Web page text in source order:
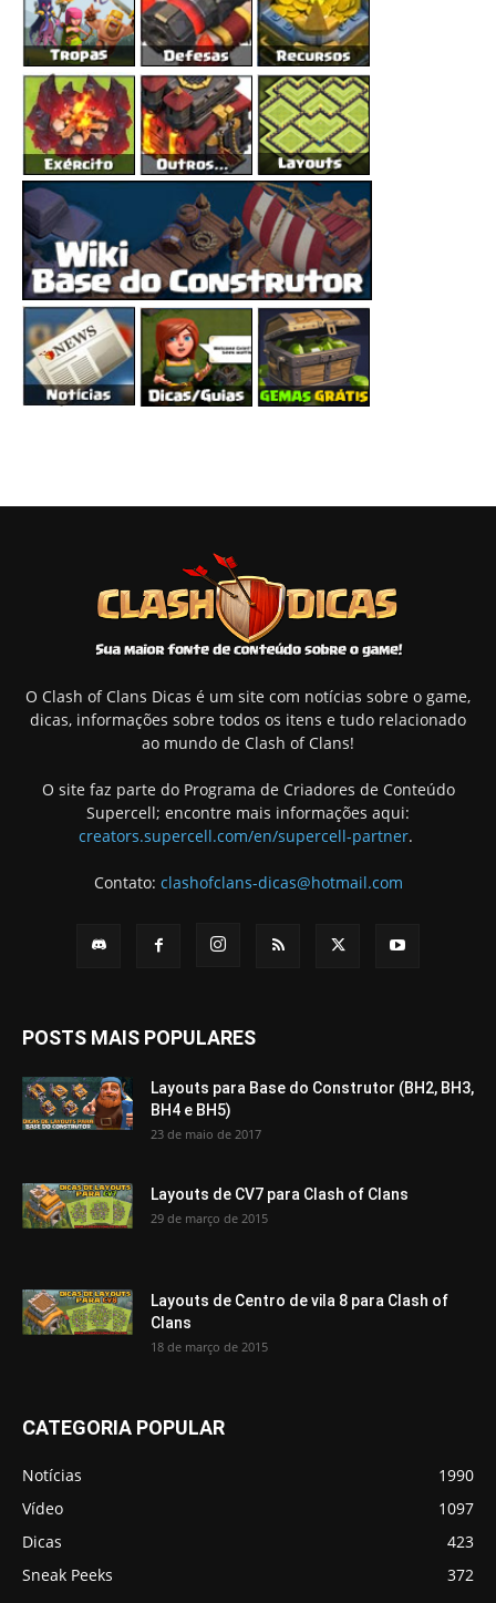
O Clash of Clans Dicas é um site com notícias sobre o game,
dicas, informações sobre todos os itens e tudo relacionado
ao mundo de Clash of Clans!
O site faz parte do Programa de Criadores de Conteúdo
Supercell; encontre mais informações aqui:
creators.supercell.com/en/supercell-partner.
Contato: clashofclans-dicas@hotmail.com
POSTS MAIS POPULARES
Layouts para Base do Construtor (BH2, BH3,
BH4 e BH5)
23 de maio de 2017
Layouts de CV7 para Clash of Clans
29 de março de 2015
Layouts de Centro de vila 8 para Clash of
Clans
18 de março de 2015
CATEGORIA POPULAR
Notícias
1990
Vídeo
1097
Dicas
423
Sneak Peeks
372